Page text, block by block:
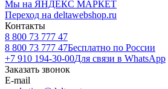
Мы на ЯНДЕКС МАРКЕТ
Переход на deltawebshop.ru
Контакты
8 800 73 777 47
8 800 73 777 47Бесплатно по России
+7 910 194-30-00Для связи в WhatsApp
Заказать звонок
E-mail